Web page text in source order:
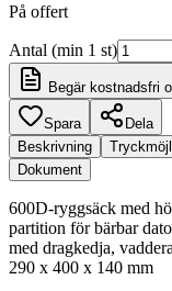
På offert
Antal (min 1 st)
Begär kostnadsfri
Spara
Dela
Beskrivning
Dokument
600D-ryggsäck med
partition för bärbar
med dragkedja,
290 x 400 x 140 mm